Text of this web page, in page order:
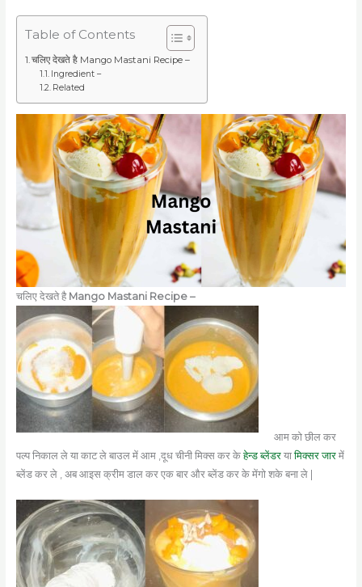
Table of Contents
चलिए देखते है Mango Mastani Recipe –
Ingredient –
Related
चलिए देखते है Mango Mastani Recipe –
आम को छील कर
पल्प निकाल ले या काट ले बाउल में आम ,दूध चीनी मिक्स कर केहेन्ड ब्लेंडरयामिक्सर जारमें
ब्लेंड कर ले , अब आइस क्रीम डाल कर एक बार और ब्लेंड कर के मेंगो शके बना ले |